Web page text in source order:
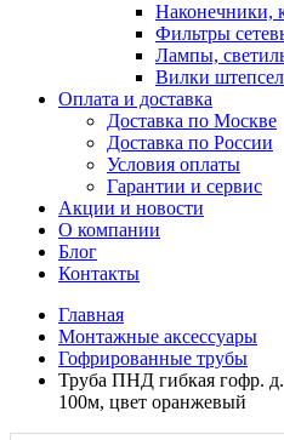
Наконечники,
Фильтры
Лампы,
Вилки
Оплата и доставка
Доставка по Москве
Доставка по России
Условия оплаты
Гарантии и сервис
Акции и новости
О компании
Блог
Контакты
Главная
Монтажные аксессуары
Гофрированные трубы
Труба ПНД гибкая гофр.
100м, цвет оранжевый